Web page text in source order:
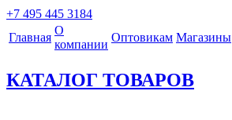
+7 495 445 3184
Главная
О
компании
Оптовикам Магазины
КАТАЛОГ ТОВАРОВ